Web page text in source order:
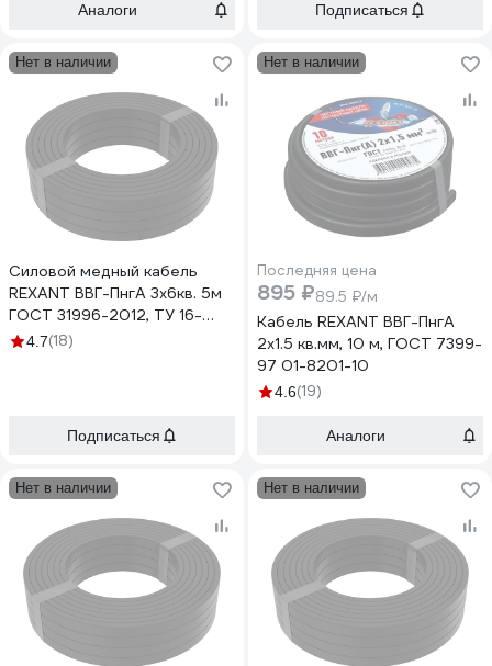
Аналоги Подписаться
Нет в наличии
Силовой медный кабель
REXANT ВВГ-ПнгА 3x6кв. 5м
ГОСТ 31996-2012, ТУ 16-
705.499-2010 01-8214-5
4.7(18)
Подписаться
Нет в наличии
Последняя цена
895 ₽89.5 ₽/м
Кабель REXANT ВВГ-ПнгА
2x1.5 кв.мм, 10 м, ГОСТ 7399-
97 01-8201-10
4.6(19)
Аналоги
Нет в наличии Нет в наличии